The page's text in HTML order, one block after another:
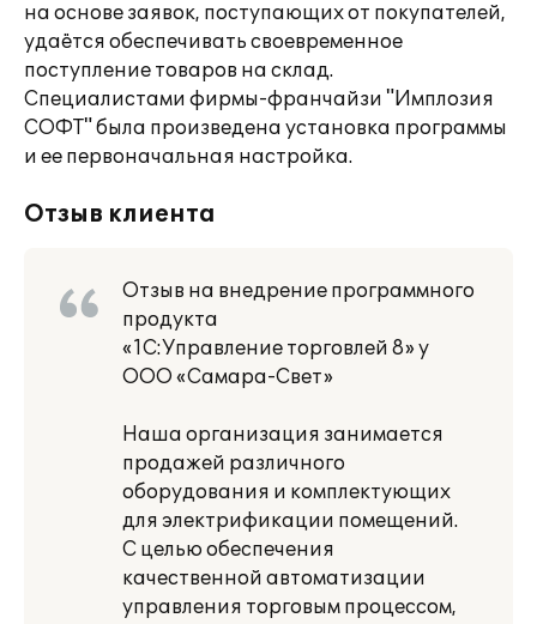
на основе заявок, поступающих от покупателей,
удаётся обеспечивать своевременное
поступление товаров на склад.
Специалистами фирмы-франчайзи "Имплозия
СОФТ" была произведена установка программы
и ее первоначальная настройка.
Отзыв клиента
Отзыв на внедрение программного
продукта
«1С:Управление торговлей 8» у
ООО «Самара-Свет»
Наша организация занимается
продажей различного
оборудования и комплектующих
для электрификации помещений.
С целью обеспечения
качественной автоматизации
управления торговым процессом,